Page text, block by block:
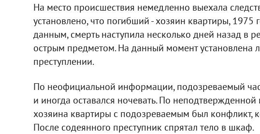
На место происшествия немедленно выехала
установлено, что погибший - хозяин квартиры,
данным, смерть наступила несколько дней назад в
острым предметом. На данный момент установлена
преступлении.
По неофициальной информации, подозреваемый
и иногда оставался ночевать. По
хозяина квартиры с подозреваемым был конфликт,
После содеянного преступник спрятал тело в шкаф.